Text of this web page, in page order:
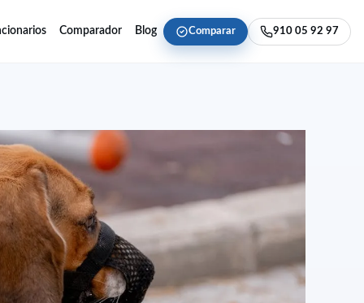
Comparador Blog Comparar 910 05 92 97